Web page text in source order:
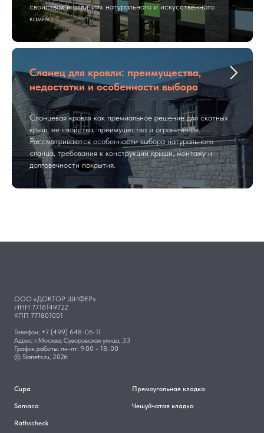
свойствах и отличиях натурального и искусственного
камня.
Сланец для кровли: преимущества,
недостатки и особенности выбора
Сланцевая кровля как премиальное решение для скатных
крыш, ее свойства, преимущества и ограничения.
Рассматриваются особенности выбора натурального
сланца, требования к конструкции крыши, монтажу и
долговечности покрытия.
ООО «ДОКТОР ШИФЕР»
ИНН 7718149722
КПП 771801001
Телефон: +7 (499) 648-06-11
Адрес: г.Москва, Суворовская улица, 33
График работы: пн-пт: 9:00 - 18: 00
© Slanets.ru, 2026
Cupa
Samaca
Rathscheck
Прямоугольная кладка
Чешуйчатая кладка